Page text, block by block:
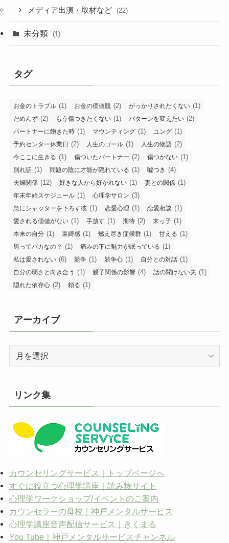
メディア出演・取材など (22)
未分類 (1)
タグ
お金のトラブル (1) お金の価値観 (2) がっかりされたくない (1)
だめんず (2) もう傷つきたくない (1) パターンを変えたい (2)
パートナーに飽きた時 (1) マウンティング (1) ユング (1)
予約センター休業日 (2) 人生のゴール (1) 人生の物語 (2)
今ここに生きる (1) 傷ついたパートナー (2) 傷つかない (1)
別れ話 (1) 問題の陰に才能が隠れている (1) 嘘つき (4)
夫婦関係 (12) 好きな人から好かれない (1) 妻との関係 (1)
年末年始スケジュール (1) 心理学サロン (3)
急にシャッターを下ろす彼 (1) 恋愛心理 (1) 恋愛相談 (1)
愛される価値がない (1) 手放す (1) 期待 (2) 末っ子 (1)
本来の自分 (1) 束縛感 (1) 燃え尽き症候群 (1) 甘える (1)
男ってバカなの？ (1) 痛みの下に魅力が眠っている (1)
私は愛されない (6) 競争 (1) 競争心 (1) 自分との対話 (1)
自分の弱さと向き合う (1) 親子関係の影響 (4) 話の聞けない夫 (1)
隠れた依存心 (2) 頼る (1)
アーカイブ
イ
リンク集
カウンセリングサービス｜トップページへ
すぐに役立つ心理学講座｜読み物サイト
心理学ワークショップ/イベントのご案内
カウンセラーの母校｜神戸メンタルサービス
心理学講座音声配信サービス｜きくまる
You Tube｜神戸メンタルサービスチャンネル